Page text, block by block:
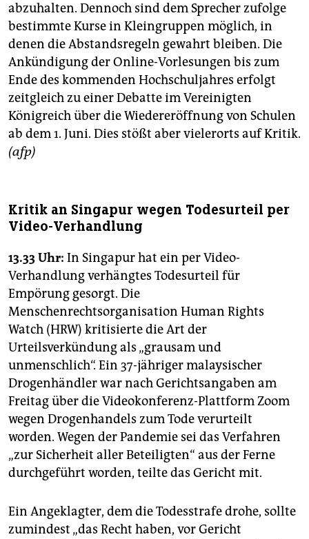
abzuhalten. Dennoch sind dem Sprecher zufolge
bestimmte Kurse in Kleingruppen möglich, in
denen die Abstandsregeln gewahrt bleiben. Die
Ankündigung der Online-Vorlesungen bis zum
Ende des kommenden Hochschuljahres erfolgt
zeitgleich zu einer Debatte im Vereinigten
Königreich über die Wiedereröffnung von Schulen
ab dem 1. Juni. Dies stößt aber vielerorts auf Kritik.
(afp)
Kritik an Singapur wegen Todesurteil per
Video-Verhandlung
13.33 Uhr: In Singapur hat ein per Video-
Verhandlung verhängtes Todesurteil für
Empörung gesorgt. Die
Menschenrechtsorganisation Human Rights
Watch (HRW) kritisierte die Art der
Urteilsverkündung als „grausam und
unmenschlich“. Ein 37-jähriger malaysischer
Drogenhändler war nach Gerichtsangaben am
Freitag über die Videokonferenz-Plattform Zoom
wegen Drogenhandels zum Tode verurteilt
worden. Wegen der Pandemie sei das Verfahren
„zur Sicherheit aller Beteiligten“ aus der Ferne
durchgeführt worden, teilte das Gericht mit.
Ein Angeklagter, dem die Todesstrafe drohe, sollte
zumindest „das Recht haben, vor Gericht